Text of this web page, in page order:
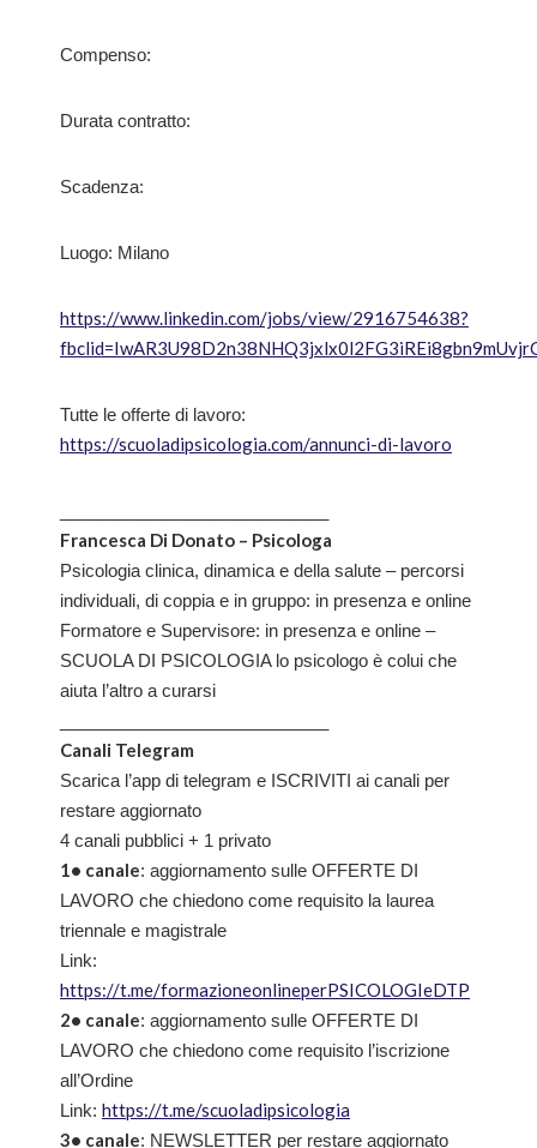
Compenso:
Durata contratto:
Scadenza:
Luogo: Milano
https://www.linkedin.com/jobs/view/2916754638?
Tutte le offerte di lavoro:
https://scuoladipsicologia.com/annunci-di-lavoro
Francesca Di Donato – Psicologa
Psicologia clinica, dinamica e della salute – percorsi
individuali, di coppia e in gruppo: in presenza e online
Formatore e Supervisore: in presenza e online –
SCUOLA DI PSICOLOGIA lo psicologo è colui che
aiuta l’altro a curarsi
Canali Telegram
Scarica l’app di telegram e ISCRIVITI ai canali per
restare aggiornato
4 canali pubblici + 1 privato
1• canale: aggiornamento sulle OFFERTE DI
LAVORO che chiedono come requisito la laurea
triennale e magistrale
Link:
https://t.me/formazioneonlineperPSICOLOGIeDTP
2• canale: aggiornamento sulle OFFERTE DI
LAVORO che chiedono come requisito l’iscrizione
all’Ordine
Link: https://t.me/scuoladipsicologia
3• canale: NEWSLETTER per restare aggiornato